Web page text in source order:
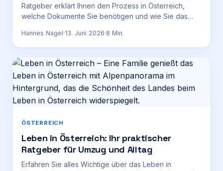
Ratgeber erklärt Ihnen den Prozess in Österreich,
welche Dokumente Sie benötigen und wie Sie das
Hannes Nagel·13. Juni 2026·8 Min.
ÖSTERREICH
Leben in Österreich: Ihr praktischer
Ratgeber für Umzug und Alltag
Erfahren Sie alles Wichtige über das Leben in